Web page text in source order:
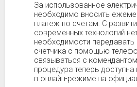
За использованное
необходимо вносить
платеж по счетам. С
современных технологий
необходимости передавать
счетчика с помощью
связываться с
процедура теперь
в онлайн-режиме на